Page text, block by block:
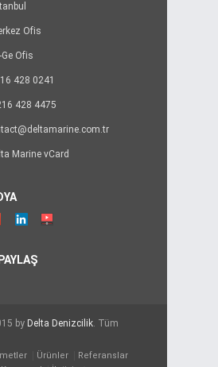
Ofis
Ge Ofis
428 0241
428 4475
Marine vCard
by Delta Denizcilik. Tüm
Ürünler
Referanslar